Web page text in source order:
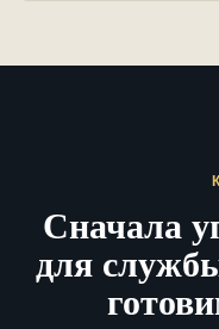
Сначала
для